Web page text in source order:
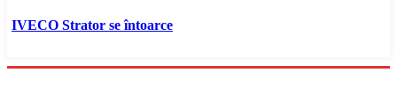
IVECO Strator se întoarce